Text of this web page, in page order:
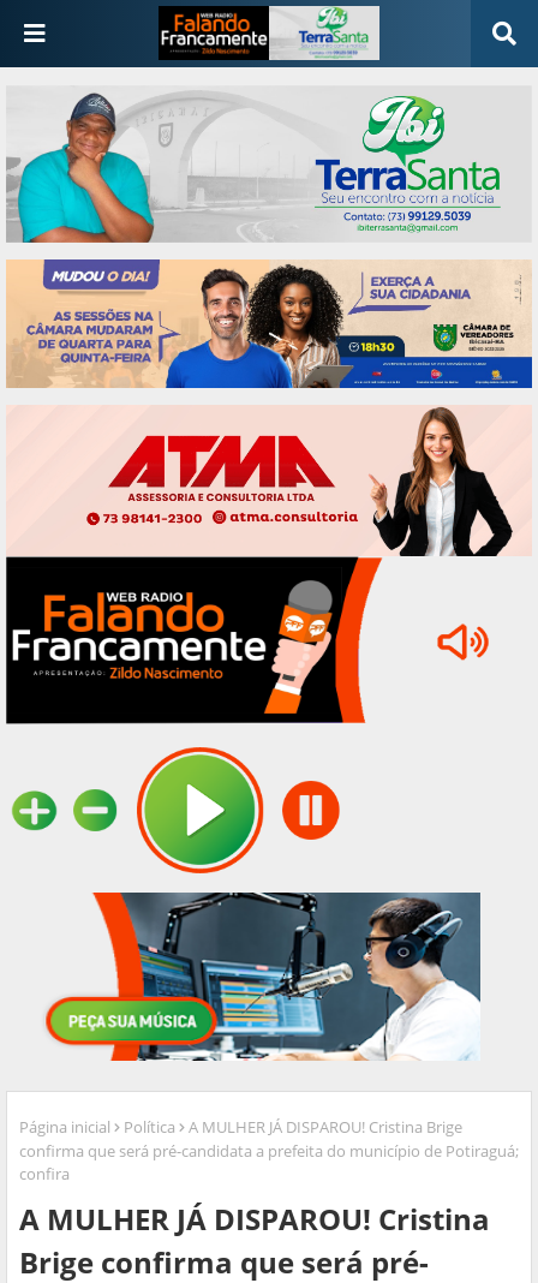
Página inicial Política
A MULHER JÁ DISPAROU! Cristina Brige
confirma que será pré-candidata a prefeita do município de Potiraguá;
confira
A MULHER JÁ DISPAROU! Cristina
Brige confirma que será pré-